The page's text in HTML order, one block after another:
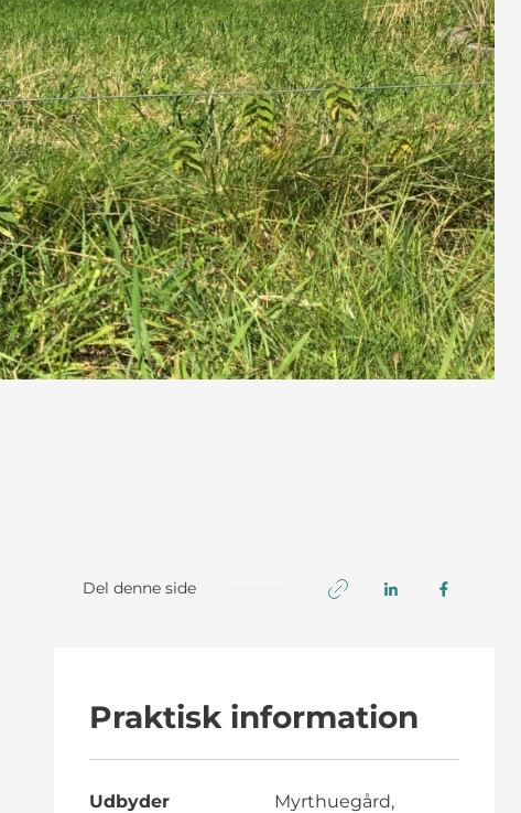
Del denne side
Praktisk information
Udbyder
Myrthuegård,